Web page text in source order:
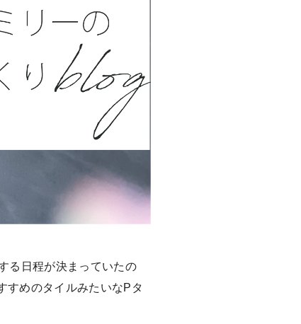
る日程が決まっていたの
すめのタイルみたいなPタ